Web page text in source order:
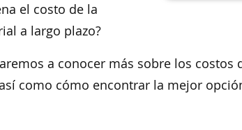
el costo de la
a largo plazo?
a conocer más sobre los costos
como cómo encontrar la mejor